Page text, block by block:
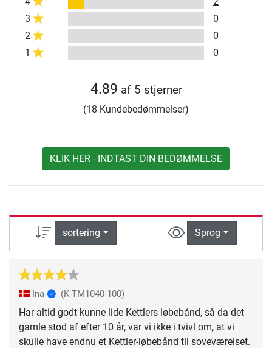
3
0
2
0
1
0
4.89 af 5 stjerner
(18 Kundebedømmelser)
KLIK HER - INDTAST DIN BEDØMMELSE
sortering Sprog
Ina (K-TM1040-100)
Har altid godt kunne lide Kettlers løbebånd, så da det
gamle stod af efter 10 år, var vi ikke i tvivl om, at vi
skulle have endnu et Kettler-løbebånd til soveværelset.